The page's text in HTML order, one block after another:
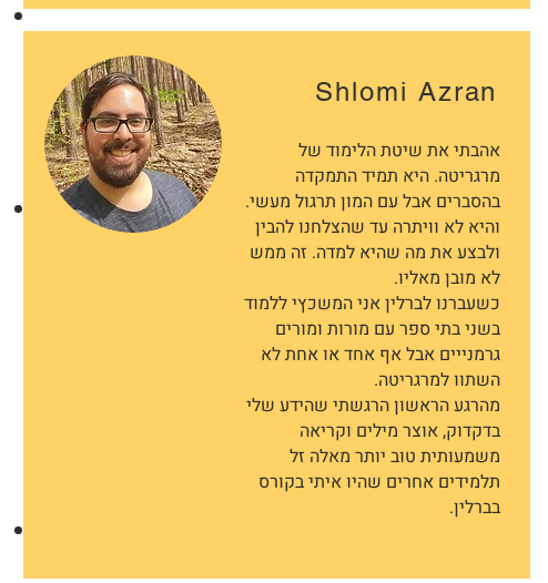
Shlomi Azran
אהבתי את שיטת הלימוד של
מרגריטה. היא תמיד התמקדה
בהסברים אבל עם המון תרגול מעשי.
והיא לא וויתרה עד שהצלחנו להבין
ולבצע את מה שהיא למדה. זה ממש
לא מובן מאליו.
כשעברנו לברלין אני המשכץי ללמוד
בשני בתי ספר עם מורות ומורים
גרמנייים אבל אף אחד או אחת לא
השתוו למרגריטה.
מהרגע הראשון הרגשתי שהידע שלי
בדקדוק, אוצר מילים וקריאה
משמעותית טוב יותר מאלה זל
תלמידים אחרים שהיו איתי בקורס
בברלין.